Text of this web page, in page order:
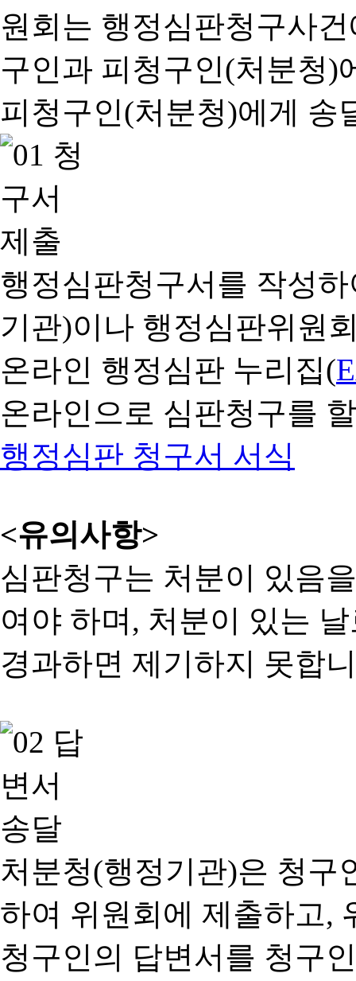
행정심판청구서를 작성
기관)이나 행정심판위원
온라인 행정심판 누리집(
온라인으로 심판청구를
행정심판 청구서 서식
<유의사항>
심판청구는 처분이 있음
여야 하며, 처분이 있는
경과하면 제기하지 못합
처분청(행정기관)은 청구
하여 위원회에 제출하고,
청구인의 답변서를 청구